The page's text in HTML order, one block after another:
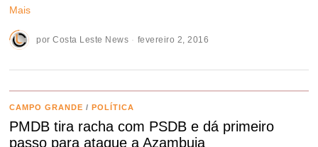
Mais
porCosta Leste News fevereiro 2, 2016
CAMPO GRANDE / POLÍTICA
PMDB tira racha com PSDB e dá primeiro
passo para ataque a Azambuja